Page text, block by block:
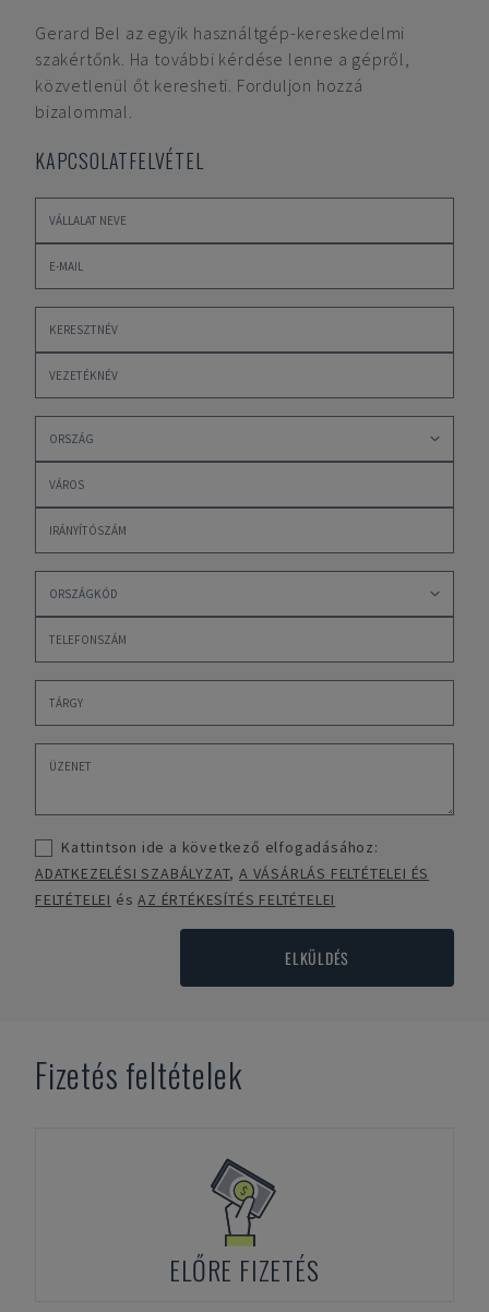
Gerard Bel az egyik használtgép-kereskedelmi
szakértőnk. Ha további kérdése lenne a gépről,
közvetlenül őt keresheti. Forduljon hozzá
bizalommal.
KAPCSOLATFELVÉTEL
Kattintson ide a következő elfogadásához:
ADATKEZELÉSI SZABÁLYZAT,A VÁSÁRLÁS FELTÉTELEI ÉS
FELTÉTELEI ésAZ ÉRTÉKESÍTÉS FELTÉTELEI
ELKÜLDÉS
Fizetés feltételek
ELŐRE FIZETÉS